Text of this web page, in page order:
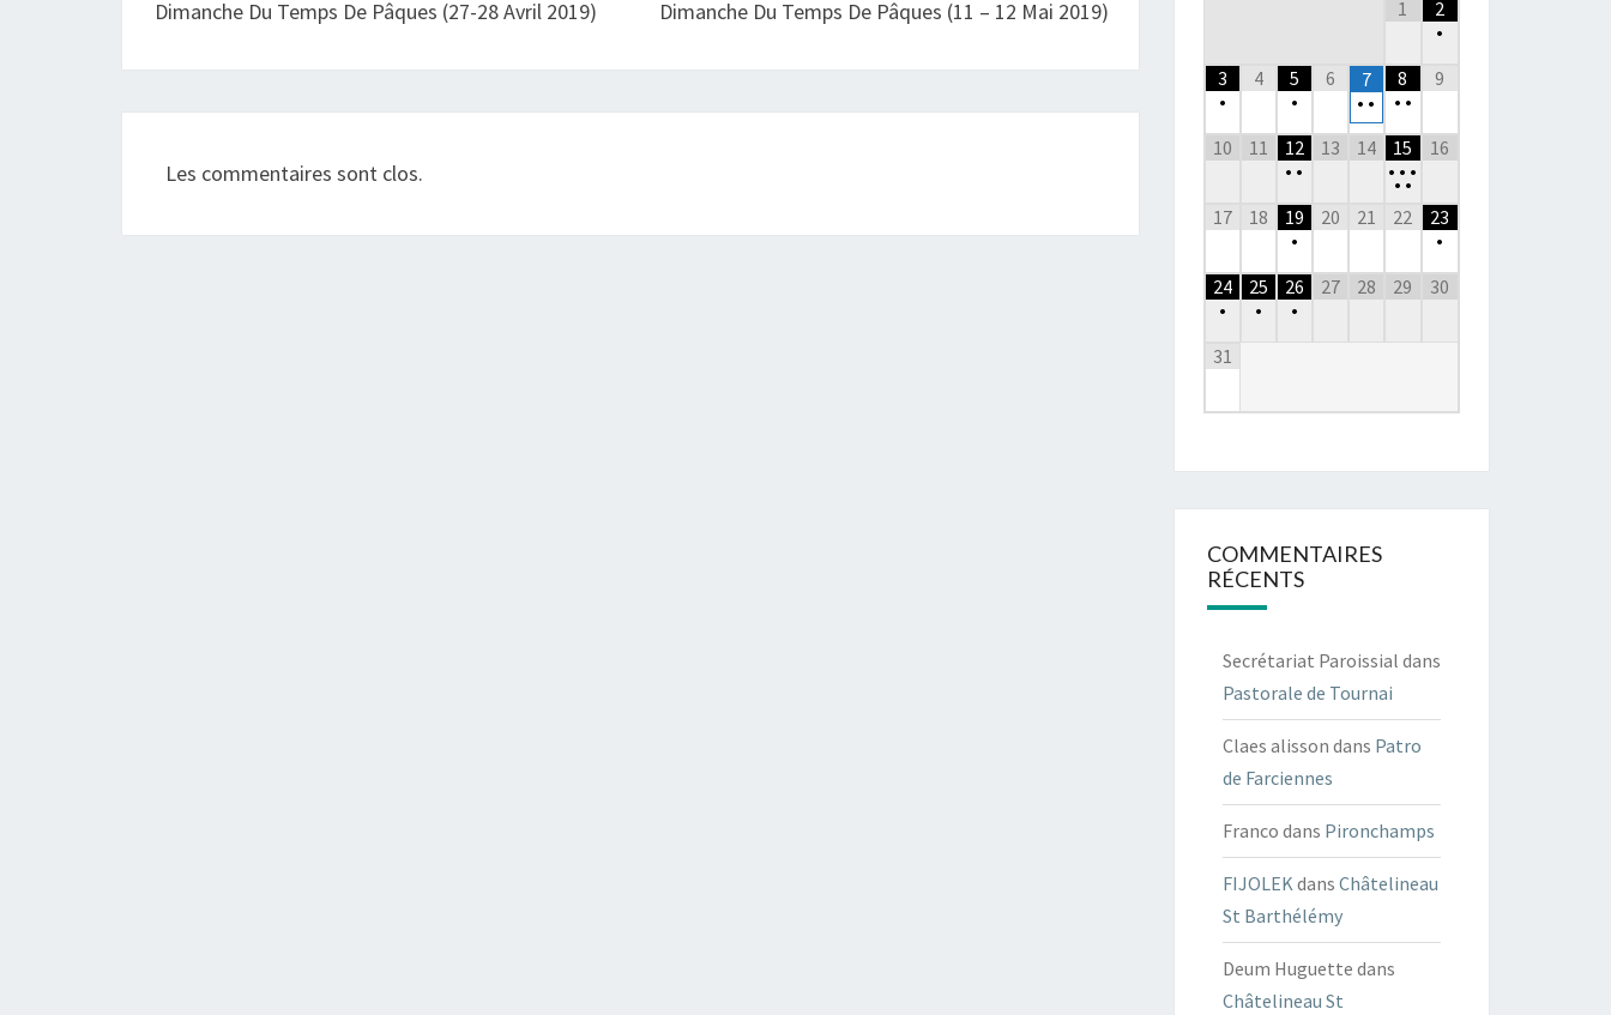
Dimanche Du Temps De Pâques (27-28 Avril 2019)
Dimanche Du Temps De Pâques (11 – 12 Mai 2019)
Les commentaires sont clos.
1
2
•
3
•
4
5
•
6
7
• •
8
• •
9
10 11
12
• •
13 14
15
• • •
••
16
17 18
19
•
20 21 22
23
•
24
•
25
•
26
•
27 28 29 30
31
COMMENTAIRES
RÉCENTS
Secrétariat Paroissial dans
Pastorale de Tournai
Claes alisson dans Patro
de Farciennes
Franco dans Pironchamps
FIJOLEK dans Châtelineau
St Barthélémy
Deum Huguette dans
Châtelineau St